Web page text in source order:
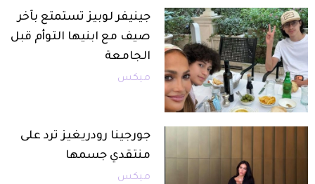
جينيفر لوبيز تستمتع بآخر
صيف مع ابنيها التوأم قبل
الجامعة
ميكس
جورجينا رودريغيز ترد على
منتقدي جسمها
ميكس